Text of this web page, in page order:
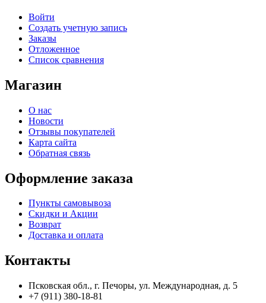
Войти
Создать учетную запись
Заказы
Отложенное
Список сравнения
Магазин
О нас
Новости
Отзывы покупателей
Карта сайта
Обратная связь
Оформление заказа
Пункты самовывоза
Скидки и Акции
Возврат
Доставка и оплата
Контакты
Псковская обл., г. Печоры, ул. Международная, д. 5
+7 (911) 380-18-81